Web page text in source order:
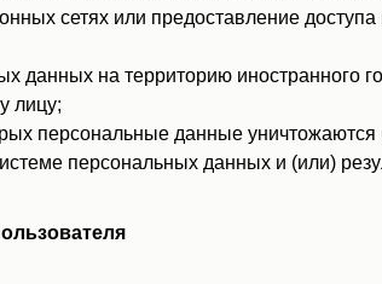
сетях или предоставление
на территорию иностранного
лицу;
персональные данные
персональных данных и (или)